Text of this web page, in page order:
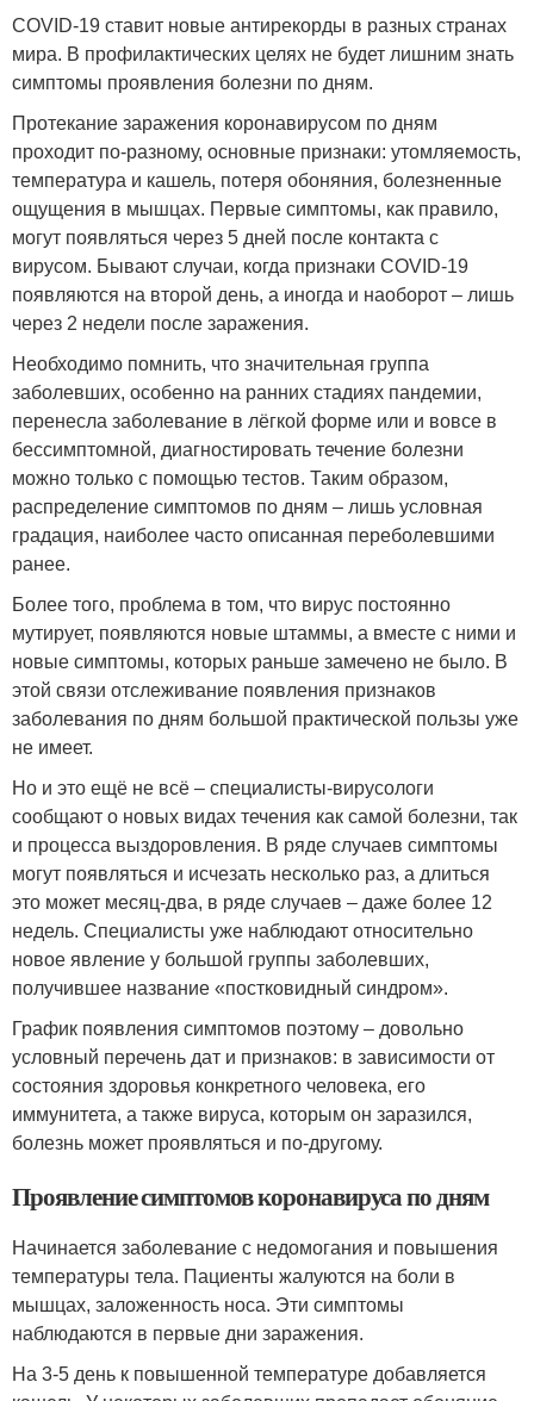
COVID-19 ставит новые антирекорды в разных странах
мира. В профилактических целях не будет лишним знать
симптомы проявления болезни по дням.
Протекание заражения коронавирусом по дням
проходит по-разному, основные признаки: утомляемость,
температура и кашель, потеря обоняния, болезненные
ощущения в мышцах. Первые симптомы, как правило,
могут появляться через 5 дней после контакта с
вирусом. Бывают случаи, когда признаки COVID-19
появляются на второй день, а иногда и наоборот – лишь
через 2 недели после заражения.
Необходимо помнить, что значительная группа
заболевших, особенно на ранних стадиях пандемии,
перенесла заболевание в лёгкой форме или и вовсе в
бессимптомной, диагностировать течение болезни
можно только с помощью тестов. Таким образом,
распределение симптомов по дням – лишь условная
градация, наиболее часто описанная переболевшими
ранее.
Более того, проблема в том, что вирус постоянно
мутирует, появляются новые штаммы, а вместе с ними и
новые симптомы, которых раньше замечено не было. В
этой связи отслеживание появления признаков
заболевания по дням большой практической пользы уже
не имеет.
Но и это ещё не всё – специалисты-вирусологи
сообщают о новых видах течения как самой болезни, так
и процесса выздоровления. В ряде случаев симптомы
могут появляться и исчезать несколько раз, а длиться
это может месяц-два, в ряде случаев – даже более 12
недель. Специалисты уже наблюдают относительно
новое явление у большой группы заболевших,
получившее название «постковидный синдром».
График появления симптомов поэтому – довольно
условный перечень дат и признаков: в зависимости от
состояния здоровья конкретного человека, его
иммунитета, а также вируса, которым он заразился,
болезнь может проявляться и по-другому.
Проявление симптомов коронавируса по дням
Начинается заболевание с недомогания и повышения
температуры тела. Пациенты жалуются на боли в
мышцах, заложенность носа. Эти симптомы
наблюдаются в первые дни заражения.
На 3-5 день к повышенной температуре добавляется